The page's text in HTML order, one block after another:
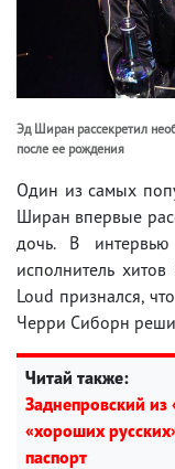
Эд Ширан рассекретил
после ее рождения
Один из самых
Ширан впервые
дочь. В
исполнитель
Loud признался,
Черри Сиборн
Читай также:
Заднепровский из
«хороших
паспорт